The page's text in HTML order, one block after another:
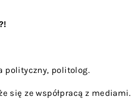
polityczny, politolog.
się ze współpracą z mediami.